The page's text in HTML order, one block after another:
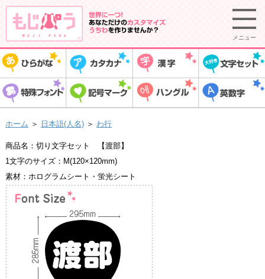
メニュー
ホーム ＞ 日本語(人名) ＞ わ行
商品名：切り文字セット 【渡部】
1文字のサイズ：M(120×120mm)
素材：ホログラムシート・蛍光シート